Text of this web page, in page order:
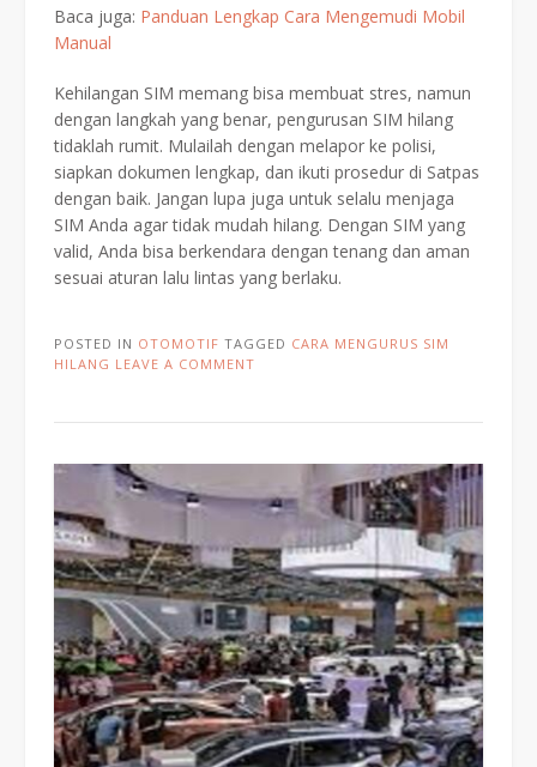
Baca juga: Panduan Lengkap Cara Mengemudi Mobil
Manual
Kehilangan SIM memang bisa membuat stres, namun
dengan langkah yang benar, pengurusan SIM hilang
tidaklah rumit. Mulailah dengan melapor ke polisi,
siapkan dokumen lengkap, dan ikuti prosedur di Satpas
dengan baik. Jangan lupa juga untuk selalu menjaga
SIM Anda agar tidak mudah hilang. Dengan SIM yang
valid, Anda bisa berkendara dengan tenang dan aman
sesuai aturan lalu lintas yang berlaku.
POSTED IN OTOMOTIF TAGGED CARA MENGURUS SIM
HILANG LEAVE A COMMENT